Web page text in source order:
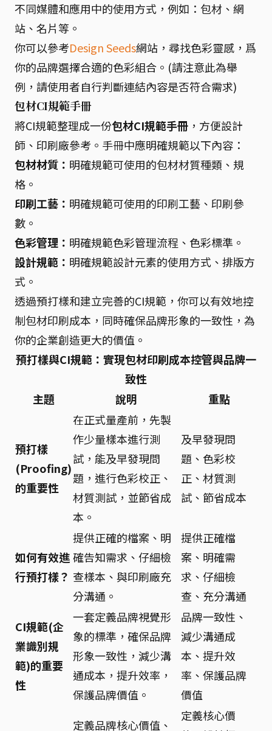
不同媒體和應用中的使用方式，例如：包材、網
站、名片等。
你可以參考Design Seeds網站，尋找色彩靈感，爲
你的品牌選擇合適的色彩組合。(請注意此為舉
例，請使用者自行判斷連結內容是否符合需求)
包材CI規範手冊
將CI規範整理成一份包材CI規範手冊 ，方便設計
師、印刷廠參考。手冊中應明確規範以下內容：
包材材質： 明確規範可使用的包材材質種類、規
格。
印刷工藝： 明確規範可使用的印刷工藝、印刷參
數。
色彩管理： 明確規範色彩管理流程、色彩標準。
設計規範： 明確規範設計元素的使用方式、排版方
式。
透過預打樣和建立完善的CI規範，你可以有效地控
制包材印刷成本，同時確保品牌形象的一致性，為
你的企業創造更大的價值。
預打樣與CI規範：實現包材印刷成本控管與品牌一
致性
主題
說明 重點
預打樣
(Proofing)
的重要性
在正式量產前，先製
作少量樣本進行測
試，能及早發現問
題，進行色彩校正、
材質測試，並節省成
本。
及早發現問
題、色彩校
正、材質測
試、節省成本
如何有效進
行預打樣？
提供正確的檔案、明
確告知需求、仔細檢
查樣本、與印刷廠充
分溝通。
提供正確檔
案、明確需
求、仔細檢
查、充分溝通
CI規範(企
業識別規
範)的重要
性
一套定義品牌視覺形
象的標準，確保品牌
形象一致性，減少溝
通成本，提升效率，
保護品牌價值。
品牌一致性、
減少溝通成
本、提升效
率、保護品牌
價值
定義品牌核心價值、
定義核心價